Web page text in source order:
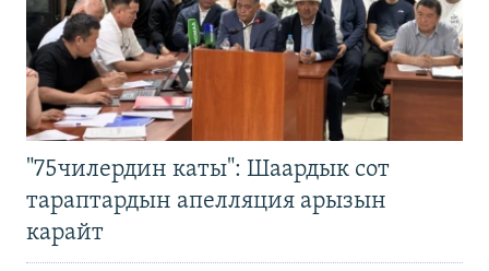
"75чилердин каты": Шаардык сот
тараптардын апелляция арызын
карайт